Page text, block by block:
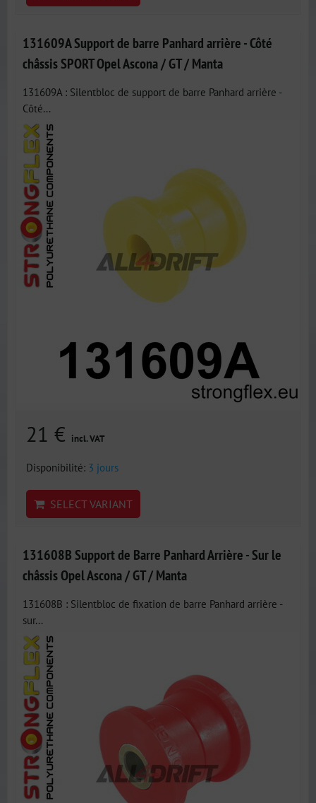
131609A Support de barre Panhard arrière - Côté
châssis SPORT Opel Ascona / GT / Manta
131609A : Silentbloc de support de barre Panhard arrière -
Côté...
21 € incl. VAT
Disponibilité: 3 jours
SELECT VARIANT
131608B Support de Barre Panhard Arrière - Sur le
châssis Opel Ascona / GT / Manta
131608B : Silentbloc de fixation de barre Panhard arrière -
sur...